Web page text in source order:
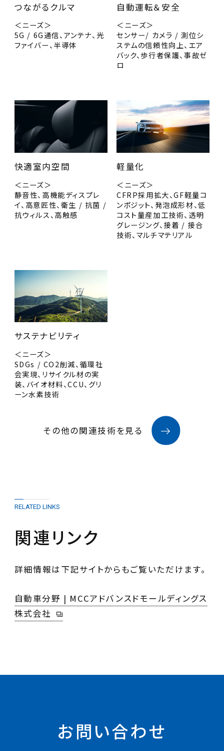
つながるクルマ
＜ニーズ＞
5G / 6G通信、アンテナ、光
ファイバー、半導体
自動運転＆安全
＜ニーズ＞
センサー/ カメラ / 測位シ
ステムの信頼性向上、エア
バック、歩行者保護、事故ゼ
ロ
快適室内空間
＜ニーズ＞
静音性、高機能ディスプレ
イ、高意匠性、衛生 / 抗菌 /
抗ウィルス、高触感
軽量化
＜ニーズ＞
CFRP採用拡大、GF軽量コ
ンポジット、発泡成形材、低
コスト量産加工技術、透明
グレージング、接着 / 接合
技術、マルチマテリアル
サステナビリティ
＜ニーズ＞
SDGs / CO2削減、循環社
会実現、リサイクル材の実
装、バイオ材料、CCU、グリ
ーン水素技術
その他の関連技術を見る
RELATED LINKS
関連リンク
詳細情報は下記サイトからもご覧いただけます。
自動車分野 | MCCアドバンスドモールディングス
株式会社
お問い合わせ